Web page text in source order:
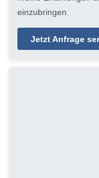
einzubringen.
Jetzt Anfrage